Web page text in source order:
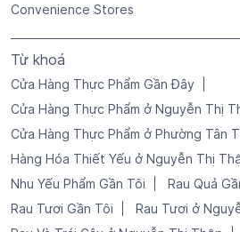
Convenience Stores
Từ khoá
Cửa Hàng Thực Phẩm Gần Đây
Cửa Hàng Thực Phẩm ở Nguyễn Thị
Cửa Hàng Thực Phẩm ở Phường Tân
Hàng Hóa Thiết Yếu ở Nguyễn Thị
Nhu Yếu Phẩm Gần Tôi
Rau Quả
Rau Tươi Gần Tôi
Rau Tươi ở